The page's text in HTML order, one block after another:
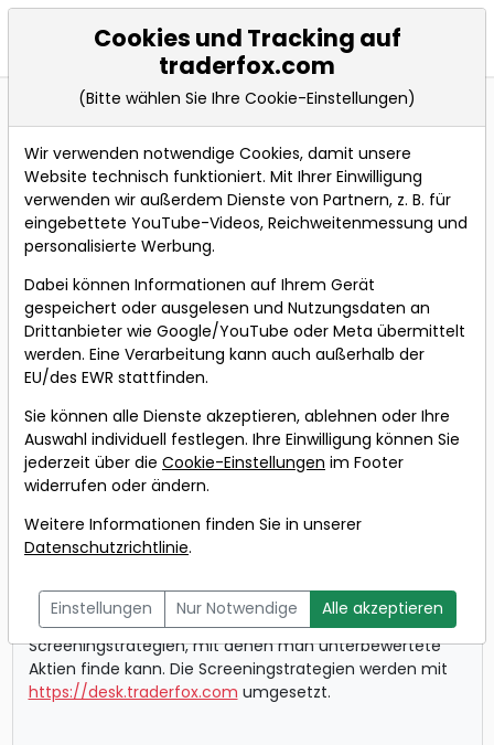
Events
Live teilnehmen an folgendem
Webinar
Bevorstehende Webinare
Den Markt nach
unterbewerteten
Dein nächster
großer Trade
Referent: Simon
Wann:20.07.2026 um 12:15
Dieses Webinar zeigt überzeugende und sachlogische
Screeningstrategien, mit denen man unterbewertete
Aktien finde kann. Die Screeningstrategien werden mit
https://desk.traderfox.com umgesetzt.
Cookies und Tracking auf
traderfox.com
(Bitte wählen Sie Ihre Cookie-Einstellungen)
Wir verwenden notwendige Cookies, damit unsere
Website technisch funktioniert. Mit Ihrer Einwilligung
verwenden wir außerdem Dienste von Partnern, z. B. für
eingebettete YouTube-Videos, Reichweitenmessung und
personalisierte Werbung.
Dabei können Informationen auf Ihrem Gerät
gespeichert oder ausgelesen und Nutzungsdaten an
Drittanbieter wie Google/YouTube oder Meta übermittelt
werden. Eine Verarbeitung kann auch außerhalb der
EU/des EWR stattfinden.
Sie können alle Dienste akzeptieren, ablehnen oder Ihre
Auswahl individuell festlegen. Ihre Einwilligung können Sie
jederzeit über die Cookie-Einstellungen im Footer
widerrufen oder ändern.
Weitere Informationen finden Sie in unserer
Datenschutzrichtlinie.
Einstellungen Nur Notwendige Alle akzeptieren